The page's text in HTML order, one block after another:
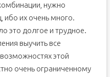
нужно
ибо их очень много.
это долгое и трудное.
выучить все
этой
очень ограниченному